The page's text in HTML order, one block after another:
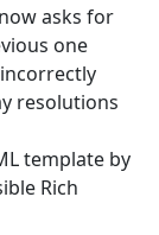
asks for
one
resolutions
template by
Rich